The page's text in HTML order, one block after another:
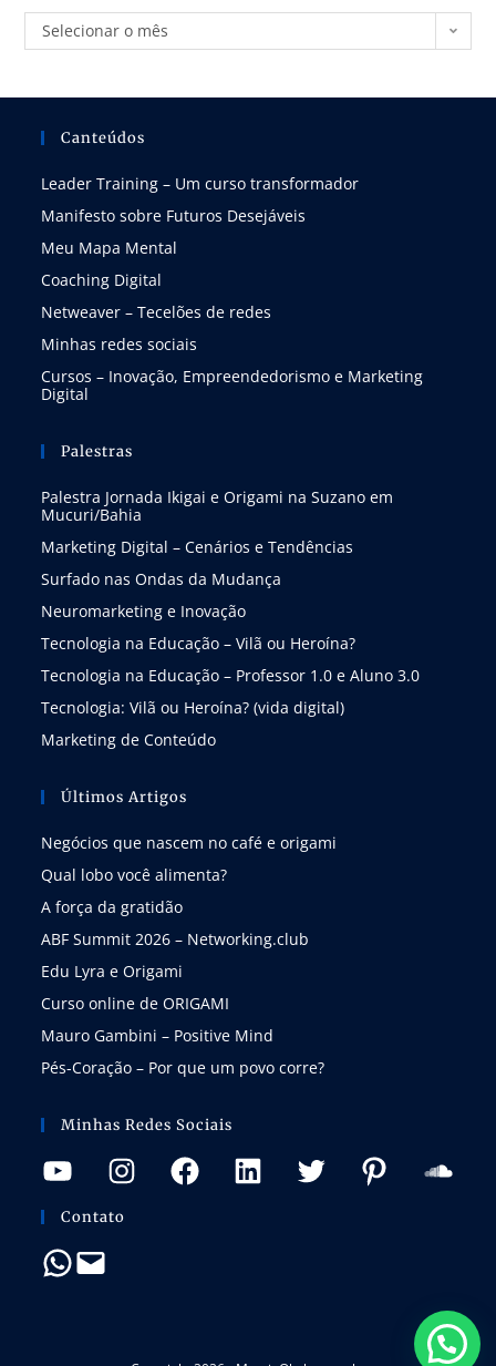
Selecionar o mês
Canteúdos
Leader Training – Um curso transformador
Manifesto sobre Futuros Desejáveis
Meu Mapa Mental
Coaching Digital
Netweaver – Tecelões de redes
Minhas redes sociais
Cursos – Inovação, Empreendedorismo e Marketing
Digital
Palestras
Palestra Jornada Ikigai e Origami na Suzano em
Mucuri/Bahia
Marketing Digital – Cenários e Tendências
Surfado nas Ondas da Mudança
Neuromarketing e Inovação
Tecnologia na Educação – Vilã ou Heroína?
Tecnologia na Educação – Professor 1.0 e Aluno 3.0
Tecnologia: Vilã ou Heroína? (vida digital)
Marketing de Conteúdo
Últimos Artigos
Negócios que nascem no café e origami
Qual lobo você alimenta?
A força da gratidão
ABF Summit 2026 – Networking.club
Edu Lyra e Origami
Curso online de ORIGAMI
Mauro Gambini – Positive Mind
Pés-Coração – Por que um povo corre?
Minhas Redes Sociais
Contato